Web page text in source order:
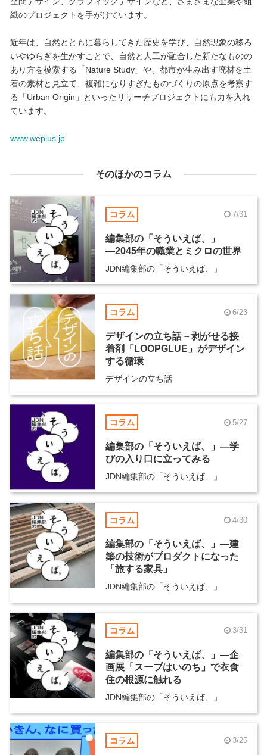
織のプロジェクトを手がけています。
近年は、自然とともに暮らしてきた歴史を学び、自然現象の移ろ
いやゆらぎを生かすことで、自然と人工が融合した新たなものの
あり方を模索する「Nature Study」や、都市が生み出す廃材を土
着の素材と見立て、複雑になりすぎたものづくりの原点を考察す
る「Urban Origin」といったリサーチプロジェクトにも力を入れ
ています。
www.weplus.jp
そのほかのコラム
コラム 7/31
編集部の「そういえば、」
―2045年の職業とミクロの世界
JDN編集部の「そういえば、」
コラム 6/23
デザインの立ち話－剥がせる接
着剤「LOOPGLUE」がデザイン
する循環
デザインの立ち話
コラム 5/27
編集部の「そういえば、」―学
びの入り口に立ってみる
JDN編集部の「そういえば、」
コラム 4/30
編集部の「そういえば、」―建
築の技術がプロダクトになった
「旅する家具」
JDN編集部の「そういえば、」
コラム 3/31
編集部の「そういえば、」―企
画展「スープはいのち」で衣食
住の根源に触れる
JDN編集部の「そういえば、」
コラム 3/25